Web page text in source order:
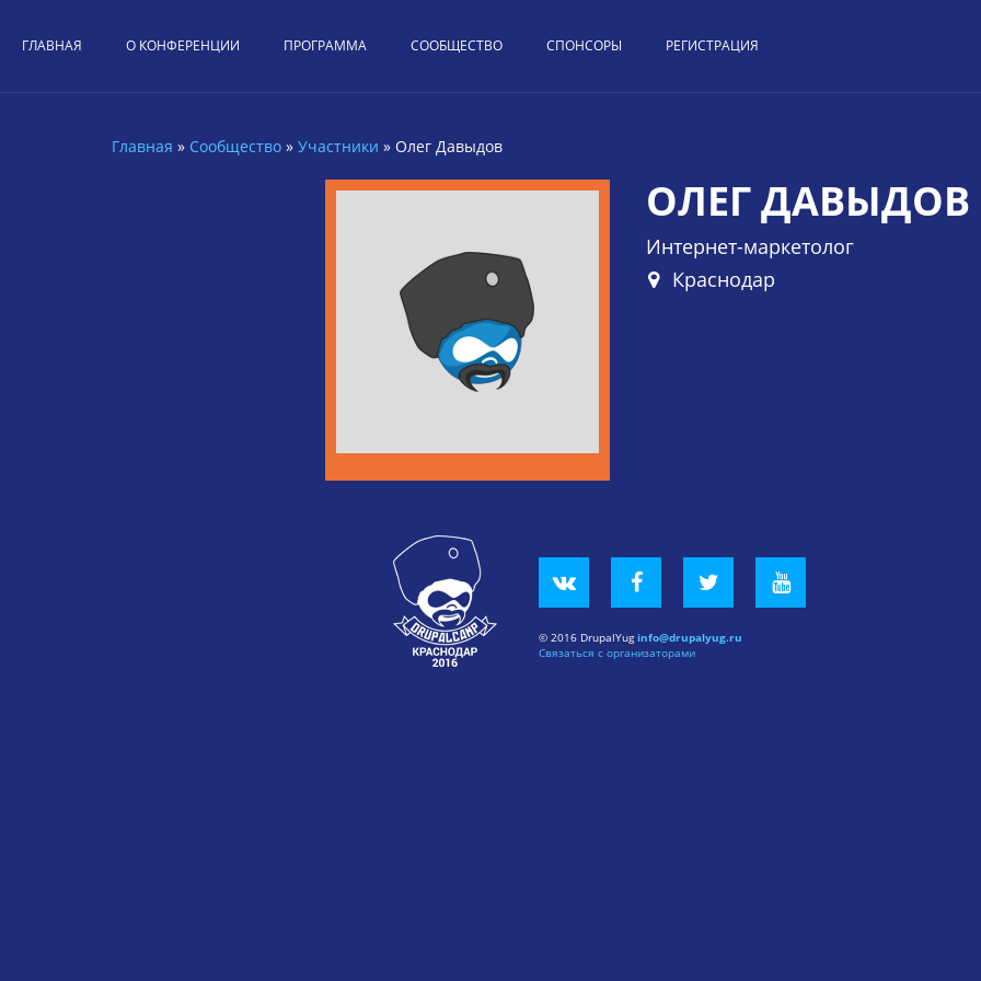
ГЛАВНАЯ О КОНФЕРЕНЦИИ ПРОГРАММА СООБЩЕСТВО СПОНСОРЫ РЕГИСТРАЦИЯ
Главная » Сообщество » Участники » Олег Давыдов
ОЛЕГ ДАВЫДОВ
Интернет-маркетолог
Краснодар
© 2016 DrupalYuginfo@drupalyug.ru
Связаться с организаторами